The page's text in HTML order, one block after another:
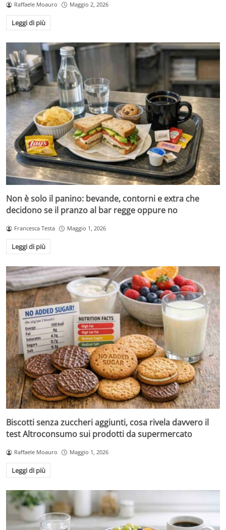
Raffaele Moauro Maggio 2, 2026
Leggi di più
Non è solo il panino: bevande, contorni e extra che
decidono se il pranzo al bar regge oppure no
Francesca Testa Maggio 1, 2026
Leggi di più
Biscotti senza zuccheri aggiunti, cosa rivela davvero il
test Altroconsumo sui prodotti da supermercato
Raffaele Moauro Maggio 1, 2026
Leggi di più